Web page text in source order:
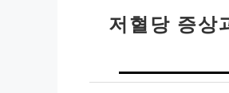
저혈당 증상